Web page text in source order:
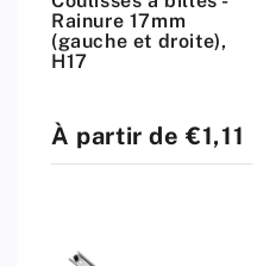
Rainure 17mm
(gauche et droite),
H17
Prix
standard
À partir de €1,11